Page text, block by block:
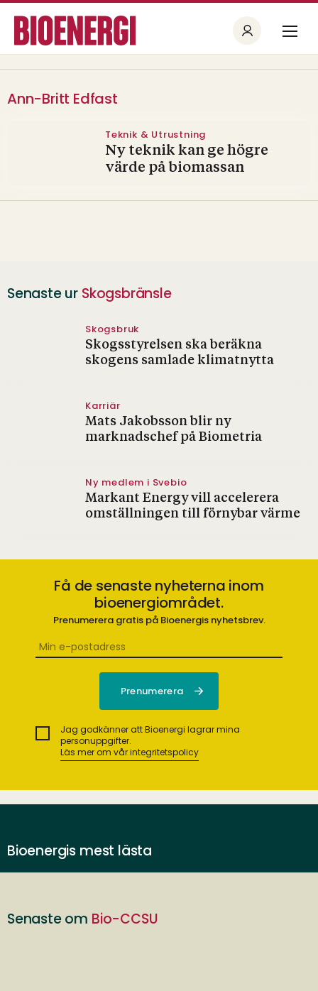
Ann-Britt Edfast
Teknik & Utrustning
Ny teknik kan ge högre
värde på biomassan
Senaste ur Skogsbränsle
Skogsbruk
Skogsstyrelsen ska beräkna
skogens samlade klimatnytta
Karriär
Mats Jakobsson blir ny
marknadschef på Biometria
Ny medlem i Svebio
Markant Energy vill accelerera
omställningen till förnybar värme
Få de senaste nyheterna inom
bioenergiområdet.
Prenumerera gratis på Bioenergis nyhetsbrev.
Jag godkänner att Bioenergi lagrar mina
personuppgifter.
Läs mer om vår integritetspolicy
Bioenergis mest lästa
Senaste om Bio-CCSU